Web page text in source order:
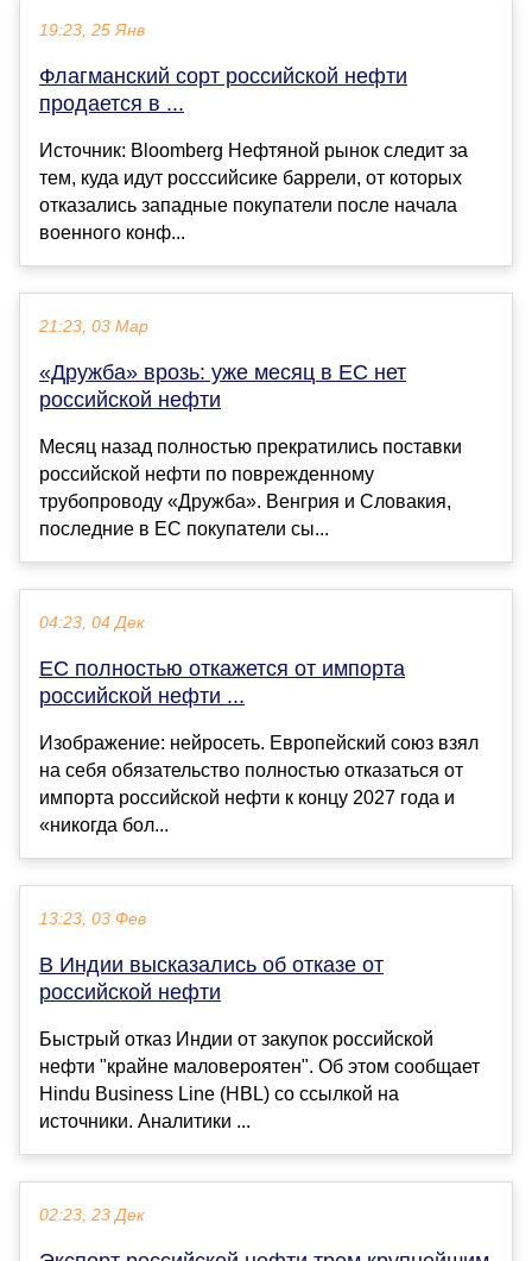
19:23, 25 Янв
Флагманский сорт российской нефти
продается в ...
Источник: Bloomberg Нефтяной рынок следит за
тем, куда идут росссийсике баррели, от которых
отказались западные покупатели после начала
военного конф...
21:23, 03 Мар
«Дружба» врозь: уже месяц в ЕС нет
российской нефти
Месяц назад полностью прекратились поставки
российской нефти по поврежденному
трубопроводу «Дружба». Венгрия и Словакия,
последние в ЕС покупатели сы...
04:23, 04 Дек
ЕС полностью откажется от импорта
российской нефти ...
Изображение: нейросеть. Европейский союз взял
на себя обязательство полностью отказаться от
импорта российской нефти к концу 2027 года и
«никогда бол...
13:23, 03 Фев
В Индии высказались об отказе от
российской нефти
Быстрый отказ Индии от закупок российской
нефти "крайне маловероятен". Об этом сообщает
Hindu Business Line (HBL) со ссылкой на
источники. Аналитики ...
02:23, 23 Дек